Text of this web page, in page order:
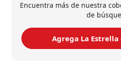
Encuentra más de nuestra
de
Agrega La